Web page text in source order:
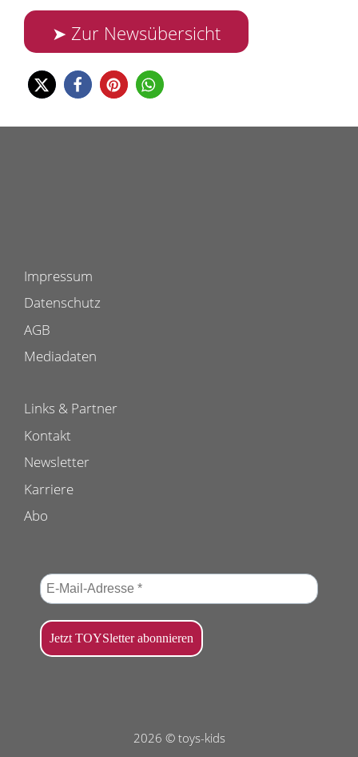
➤ Zur Newsübersicht
Impressum
Datenschutz
AGB
Mediadaten
Links & Partner
Kontakt
Newsletter
Karriere
Abo
2026 © toys-kids